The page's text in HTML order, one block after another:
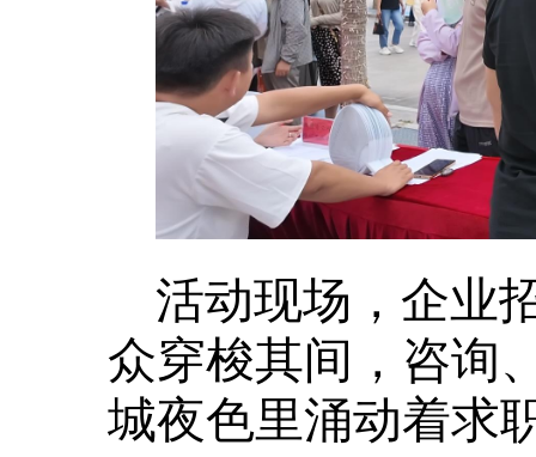
活动现场，企业
众穿梭其间，咨询
城夜色里涌动着求